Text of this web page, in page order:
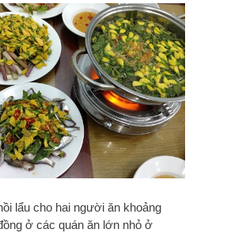
lẩu cho hai người ăn khoảng
ở các quán ăn lớn nhỏ ở